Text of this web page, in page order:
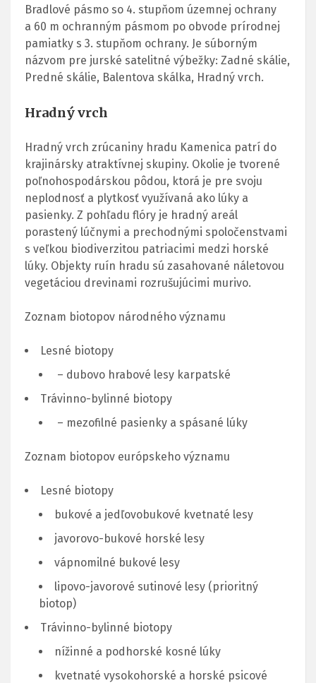
Bradlové pásmo so 4. stupňom územnej ochrany
a 60 m ochranným pásmom po obvode prírodnej
pamiatky s 3. stupňom ochrany. Je súborným
názvom pre jurské satelitné výbežky: Zadné skálie,
Predné skálie, Balentova skálka, Hradný vrch.
Hradný vrch
Hradný vrch zrúcaniny hradu Kamenica patrí do
krajinársky atraktívnej skupiny. Okolie je tvorené
poľnohospodárskou pôdou, ktorá je pre svoju
neplodnosť a plytkosť využívaná ako lúky a
pasienky. Z pohľadu flóry je hradný areál
porastený lúčnymi a prechodnými spoločenstvami
s veľkou biodiverzitou patriacimi medzi horské
lúky. Objekty ruín hradu sú zasahované náletovou
vegetáciou drevinami rozrušujúcimi murivo.
Zoznam biotopov národného významu
Lesné biotopy
– dubovo hrabové lesy karpatské
Trávinno-bylinné biotopy
– mezofilné pasienky a spásané lúky
Zoznam biotopov európskeho významu
Lesné biotopy
bukové a jedľovobukové kvetnaté lesy
javorovo-bukové horské lesy
vápnomilné bukové lesy
lipovo-javorové sutinové lesy (prioritný
biotop)
Trávinno-bylinné biotopy
nížinné a podhorské kosné lúky
kvetnaté vysokohorské a horské psicové